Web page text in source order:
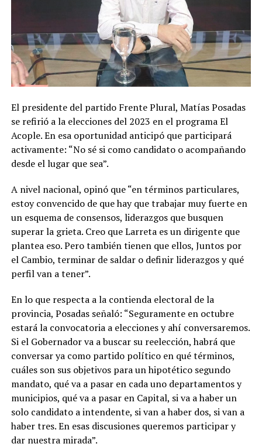
El presidente del partido Frente Plural, Matías Posadas
se refirió a la elecciones del 2023 en el programa El
Acople. En esa oportunidad anticipó que participará
activamente: “No sé si como candidato o acompañando
desde el lugar que sea”.
A nivel nacional, opinó que “en términos particulares,
estoy convencido de que hay que trabajar muy fuerte en
un esquema de consensos, liderazgos que busquen
superar la grieta. Creo que Larreta es un dirigente que
plantea eso. Pero también tienen que ellos, Juntos por
el Cambio, terminar de saldar o definir liderazgos y qué
perfil van a tener”.
En lo que respecta a la contienda electoral de la
provincia, Posadas señaló: “Seguramente en octubre
estará la convocatoria a elecciones y ahí conversaremos.
Si el Gobernador va a buscar su reelección, habrá que
conversar ya como partido político en qué términos,
cuáles son sus objetivos para un hipotético segundo
mandato, qué va a pasar en cada uno departamentos y
municipios, qué va a pasar en Capital, si va a haber un
solo candidato a intendente, si van a haber dos, si van a
haber tres. En esas discusiones queremos participar y
dar nuestra mirada”.